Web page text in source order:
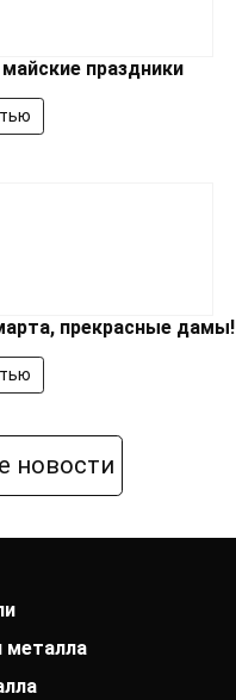
праздники
прекрасные дамы!
новости
металла